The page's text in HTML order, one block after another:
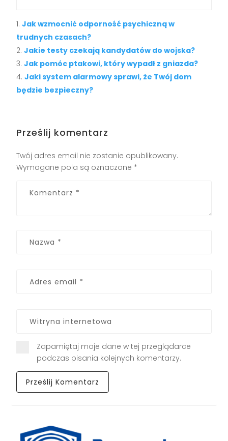
Jak wzmocnić odporność psychiczną w
trudnych czasach?
Jakie testy czekają kandydatów do wojska?
Jak pomóc ptakowi, który wypadł z gniazda?
Jaki system alarmowy sprawi, że Twój dom
będzie bezpieczny?
Prześlij komentarz
Twój adres email nie zostanie opublikowany.
Wymagane pola są oznaczone *
Zapamiętaj moje dane w tej przeglądarce
podczas pisania kolejnych komentarzy.